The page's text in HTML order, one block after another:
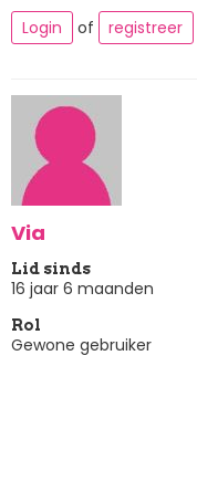
Login
of registreer
Via
Lid sinds
16 jaar 6 maanden
Rol
Gewone gebruiker